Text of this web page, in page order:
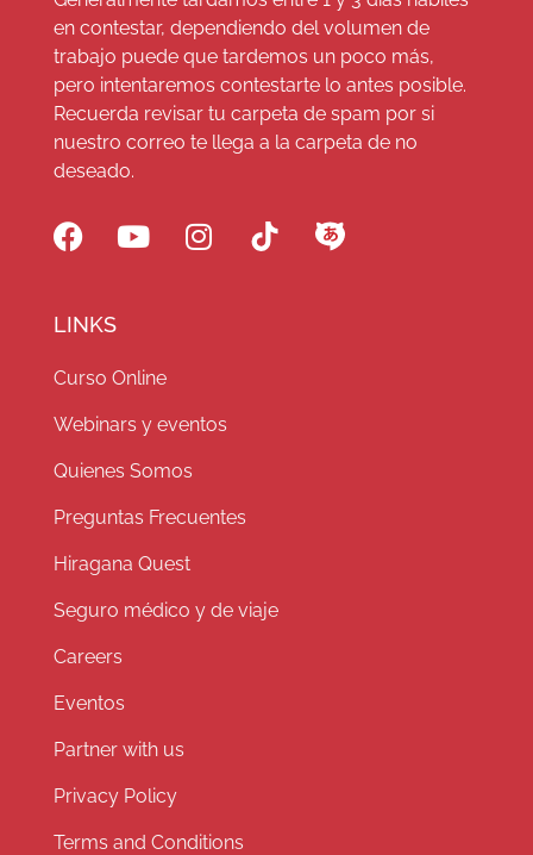
en contestar, dependiendo del volumen de
trabajo puede que tardemos un poco más,
pero intentaremos contestarte lo antes posible.
Recuerda revisar tu carpeta de spam por si
nuestro correo te llega a la carpeta de no
deseado.
LINKS
Curso Online
Webinars y eventos
Quienes Somos
Preguntas Frecuentes
Hiragana Quest
Seguro médico y de viaje
Careers
Eventos
Partner with us
Privacy Policy
Terms and Conditions